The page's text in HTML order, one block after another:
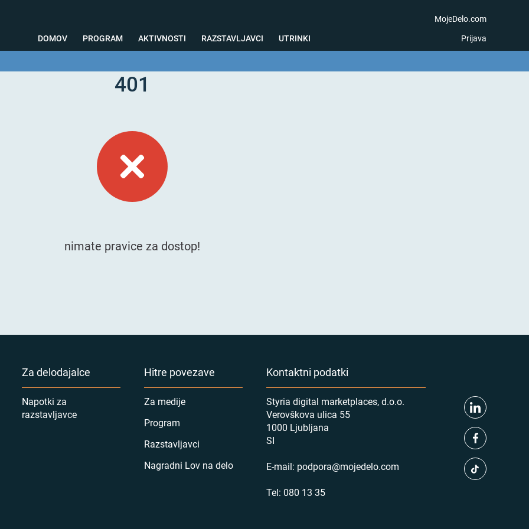
DOMOV PROGRAM AKTIVNOSTI
Testiranja
RAZSTAVLJAVCI UTRINKI
MojeDelo.com
Prijava
401
nimate pravice za dostop!
Za delodajalce
Napotki za
razstavljavce
Hitre povezave
Za medije
Program
Razstavljavci
Nagradni Lov na delo
Kontaktni podatki
Styria digital marketplaces, d.o.o.
Verovškova ulica 55
1000 Ljubljana
SI
E-mail: podpora@mojedelo.com
Tel: 080 13 35